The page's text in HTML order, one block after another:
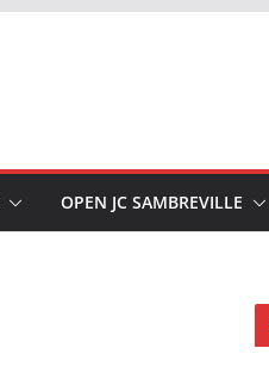
OPEN JC SAMBREVILLE